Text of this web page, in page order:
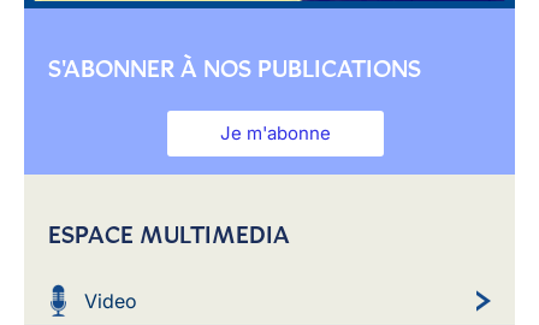
S'ABONNER À NOS PUBLICATIONS
Je m'abonne
ESPACE MULTIMEDIA
Video